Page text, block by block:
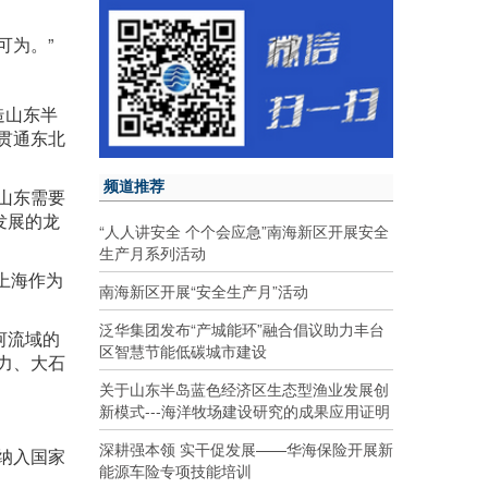
为。”
山东半
通东北
东需要
展的龙
海作为
流域的
、大石
入国家
频道推荐
“人人讲安全 个个会应急”南海新区开展安全
生产月系列活动
南海新区开展“安全生产月”活动
泛华集团发布“产城能环”融合倡议助力丰台
区智慧节能低碳城市建设
关于山东半岛蓝色经济区生态型渔业发展创
新模式---海洋牧场建设研究的成果应用证明
深耕强本领 实干促发展——华海保险开展新
能源车险专项技能培训